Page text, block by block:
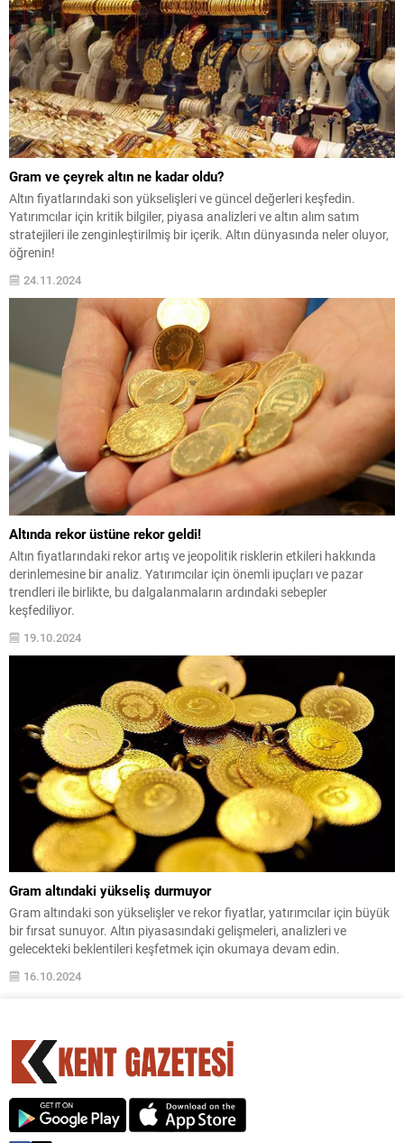
Gram ve çeyrek altın ne kadar oldu?
Altın fiyatlarındaki son yükselişleri ve güncel değerleri keşfedin.
Yatırımcılar için kritik bilgiler, piyasa analizleri ve altın alım satım
stratejileri ile zenginleştirilmiş bir içerik. Altın dünyasında neler oluyor,
öğrenin!
24.11.2024
Altında rekor üstüne rekor geldi!
Altın fiyatlarındaki rekor artış ve jeopolitik risklerin etkileri hakkında
derinlemesine bir analiz. Yatırımcılar için önemli ipuçları ve pazar
trendleri ile birlikte, bu dalgalanmaların ardındaki sebepler
keşfediliyor.
19.10.2024
Gram altındaki yükseliş durmuyor
Gram altındaki son yükselişler ve rekor fiyatlar, yatırımcılar için büyük
bir fırsat sunuyor. Altın piyasasındaki gelişmeleri, analizleri ve
gelecekteki beklentileri keşfetmek için okumaya devam edin.
16.10.2024